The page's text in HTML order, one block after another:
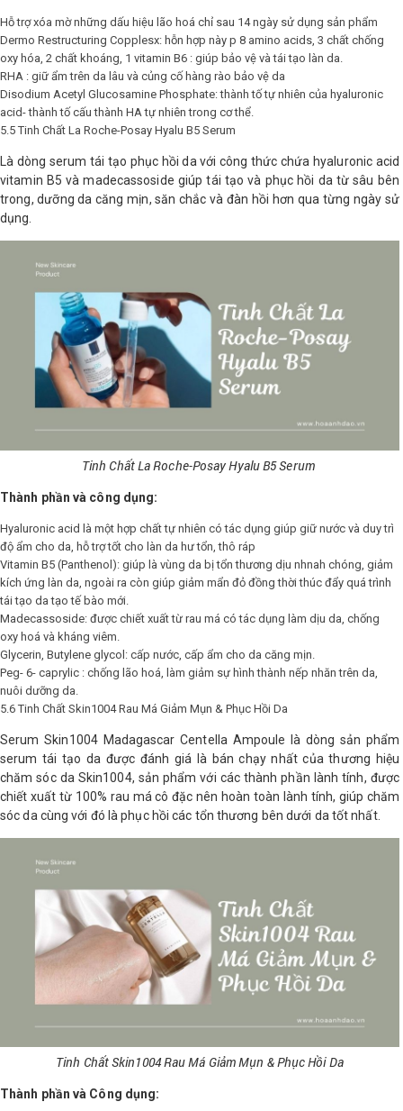
Hỗ trợ xóa mờ những dấu hiệu lão hoá chỉ sau 14 ngày sử dụng sản phẩm
Dermo Restructuring Copplesx: hỗn hợp này p 8 amino acids, 3 chất chống
oxy hóa, 2 chất khoáng, 1 vitamin B6 : giúp bảo vệ và tái tạo làn da.
RHA : giữ ẩm trên da lâu và củng cố hàng rào bảo vệ da
Disodium Acetyl Glucosamine Phosphate: thành tố tự nhiên của hyaluronic
acid- thành tố cấu thành HA tự nhiên trong cơ thể.
5.5 Tinh Chất La Roche-Posay Hyalu B5 Serum
Là dòng serum tái tạo phục hồi da với công thức chứa hyaluronic acid
vitamin B5 và madecassoside giúp tái tạo và phục hồi da từ sâu bên
trong, dưỡng da căng mịn, săn chắc và đàn hồi hơn qua từng ngày sử
dụng.
Tinh Chất La Roche-Posay Hyalu B5 Serum
Thành phần và công dụng:
Hyaluronic acid là một hợp chất tự nhiên có tác dụng giúp giữ nước và duy trì
độ ẩm cho da, hỗ trợ tốt cho làn da hư tổn, thô ráp
Vitamin B5 (Panthenol): giúp là vùng da bị tổn thương dịu nhnah chóng, giảm
kích ứng làn da, ngoài ra còn giúp giảm mẩn đỏ đồng thời thúc đẩy quá trình
tái tạo da tạo tế bào mới.
Madecassoside: được chiết xuất từ rau má có tác dụng làm dịu da, chống
oxy hoá và kháng viêm.
Glycerin, Butylene glycol: cấp nước, cấp ẩm cho da căng mịn.
Peg- 6- caprylic : chống lão hoá, làm giảm sự hình thành nếp nhăn trên da,
nuôi dưỡng da.
5.6 Tinh Chất Skin1004 Rau Má Giảm Mụn & Phục Hồi Da
Serum Skin1004 Madagascar Centella Ampoule là dòng sản phẩm
serum tái tạo da được đánh giá là bán chạy nhất của thương hiệu
chăm sóc da Skin1004, sản phẩm với các thành phần lành tính, được
chiết xuất từ 100% rau má cô đặc nên hoàn toàn lành tính, giúp chăm
sóc da cùng với đó là phục hồi các tổn thương bên dưới da tốt nhất.
Tinh Chất Skin1004 Rau Má Giảm Mụn & Phục Hồi Da
Thành phần và Công dụng: